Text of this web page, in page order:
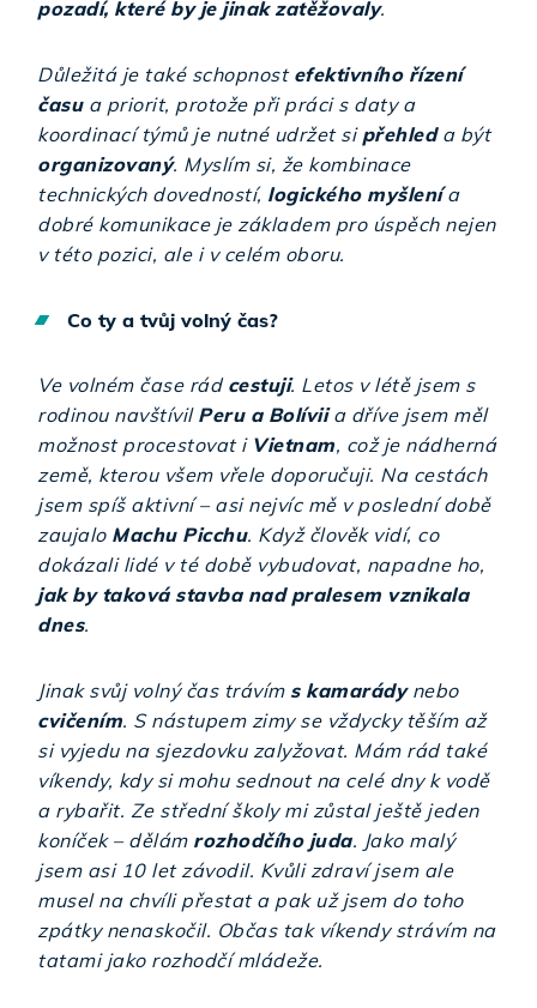
pozadí, které by je jinak zatěžovaly.
Důležitá je také schopnost efektivního řízení
časua priorit, protože při práci s daty a
koordinací týmů je nutné udržet si přehleda být
organizovaný. Myslím si, že kombinace
technických dovedností, logického myšlenía
dobré komunikace je základem pro úspěch nejen
v této pozici, ale i v celém oboru.
Co ty a tvůj volný čas?
Ve volném čase rád cestuji. Letos v létě jsem s
rodinou navštívil Peru a Bolíviia dříve jsem měl
možnost procestovat i Vietnam, což je nádherná
země, kterou všem vřele doporučuji. Na cestách
jsem spíš aktivní – asi nejvíc mě v poslední době
zaujalo Machu Picchu. Když člověk vidí, co
dokázali lidé v té době vybudovat, napadne ho,
jak by taková stavba nad pralesem vznikala
dnes.
Jinak svůj volný čas trávím s kamarádynebo
cvičením. S nástupem zimy se vždycky těším až
si vyjedu na sjezdovku zalyžovat. Mám rád také
víkendy, kdy si mohu sednout na celé dny k vodě
a rybařit. Ze střední školy mi zůstal ještě jeden
koníček – dělám rozhodčího juda. Jako malý
jsem asi 10 let závodil. Kvůli zdraví jsem ale
musel na chvíli přestat a pak už jsem do toho
zpátky nenaskočil. Občas tak víkendy strávím na
tatami jako rozhodčí mládeže.